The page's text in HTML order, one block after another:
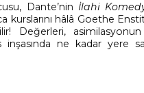
Dante’nin İlahi
kurslarını hâlâ Goethe
Değerleri,
ne kadar yere